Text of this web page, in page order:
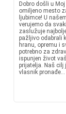
Dobro došli u Moj
omiljeno mesto
ljubimce! U
verujemo da
zaslužuje
pažljivo odabrali
hranu, opremu i
potrebno za
ispunjen život
prijatelja. Naš cilj
vlasnik pronađe...